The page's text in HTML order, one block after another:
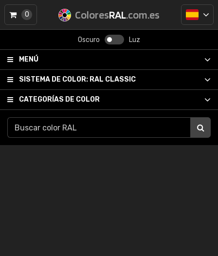
ColoresRAL.com.es
Oscuro Luz
MENÚ
SISTEMA DE COLOR: RAL CLASSIC
CATEGORÍAS DE COLOR
0